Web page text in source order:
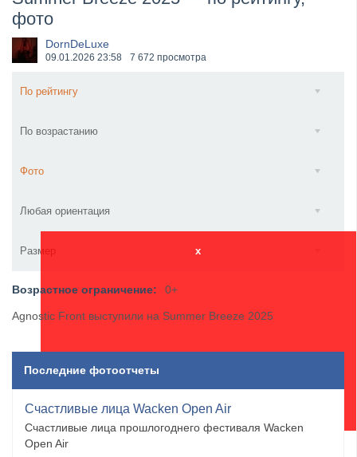
​Anthrax выпустили новый сингл и клип «Everybod...
фото
DornDeLuxe
09.01.2026 23:58 7 672 просмотра
По рейтингу
По возрастанию
Фото
Любая ориентация
Размер x
Возрастное ограничение: 0+
Agnostic Front выступили на Summer Breeze 2025
Последние фотоотчеты
Счастливые лица Wacken Open Air
Счастливые лица прошлогоднего фестиваля Wacken
Open Air